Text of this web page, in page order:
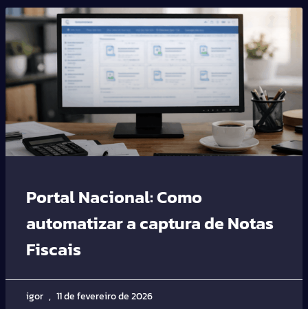
Portal Nacional: Como
automatizar a captura de Notas
Fiscais
igor 11 de fevereiro de 2026